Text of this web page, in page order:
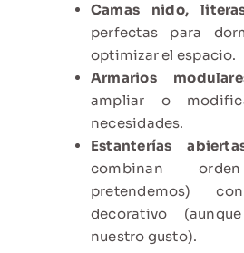
Camas nido,
perfectas para
optimizar el espacio.
Armarios
ampliar o
necesidades.
Estanterías
combinan
pretendemos)
decorativo
nuestro gusto).